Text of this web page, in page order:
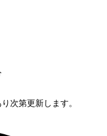
次第更新します。